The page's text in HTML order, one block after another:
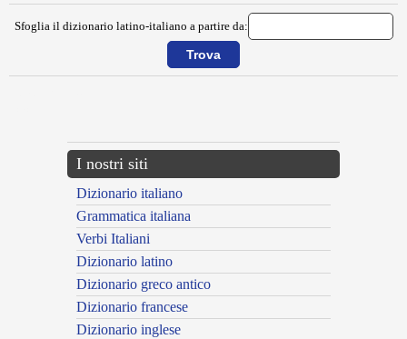
Sfoglia il dizionario latino-italiano a partire da:
I nostri siti
Dizionario italiano
Grammatica italiana
Verbi Italiani
Dizionario latino
Dizionario greco antico
Dizionario francese
Dizionario inglese